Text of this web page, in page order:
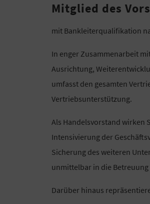
Mitglied des
mit Bankleiterqualifikation
In enger Zusammenarbeit
Ausrichtung,
umfasst den gesamten
Vertriebsunterstützung.
Als Handelsvorstand wirken
Intensivierung der
Sicherung des weiteren
unmittelbar in die
Darüber hinaus